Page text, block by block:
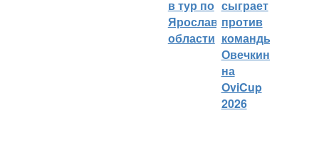
в тур по
Ярославской
области
сыграет
против
команды
Овечкина
на
OviCup
2026